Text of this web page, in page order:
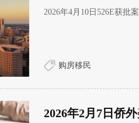
2026年4月10日526E获批
购房移民
2026年2月7日侨